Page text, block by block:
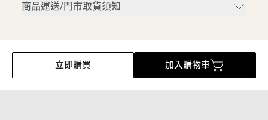
商品運送/門市取貨須知
立即購買 加入購物車